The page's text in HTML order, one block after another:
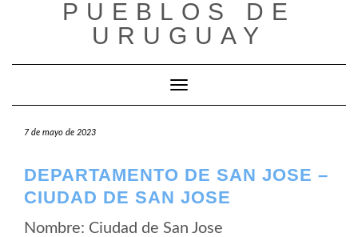
PUEBLOS DE
URUGUAY
Cambiar modo de navegación
7 de mayo de 2023
DEPARTAMENTO DE SAN JOSE –
CIUDAD DE SAN JOSE
Nombre: Ciudad de San Jose